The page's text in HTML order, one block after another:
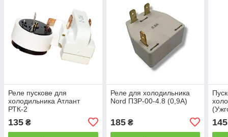
Реле пускове для
холодильника Атлант
РТК-2
135 ₴
Реле для холодильника
Nord ПЗР-00-4.8 (0,9А)
185₴ 145